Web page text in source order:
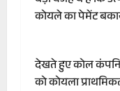
कोयले का पेमेंट
देखते हुए कोल
को कोयला